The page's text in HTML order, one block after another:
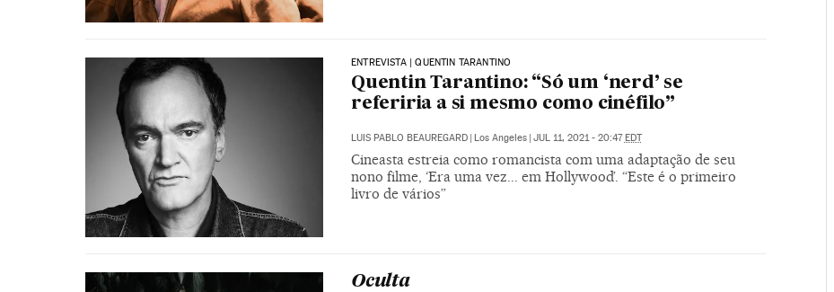
ENTREVISTA | QUENTIN TARANTINO
Quentin Tarantino: “Só um ‘nerd’ se
referiria a si mesmo como cinéfilo”
LUIS PABLO BEAUREGARD Los Angeles JUL 11, 2021 - 20:47 EDT
Cineasta estreia como romancista com uma adaptação de seu
nono filme, ‘Era uma vez... em Hollywood’. “Este é o primeiro
livro de vários”
Oculta